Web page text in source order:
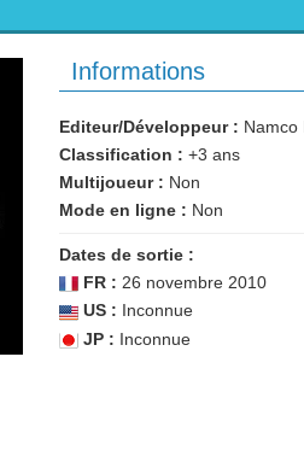
Informations
Editeur/Développeur : Namco
Classification : +3 ans
Multijoueur : Non
Mode en ligne : Non
Dates de sortie :
FR : 26 novembre 2010
US : Inconnue
JP : Inconnue